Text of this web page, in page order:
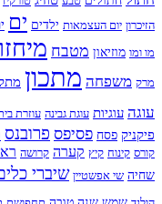
הזיכרון יום העצמאות ילדים ים
מו ומו מוזיאון מטבח
מרק משפחה מתכון
עוגה עוגיות עוגת גבינה עוזרת בית
פיקניק פסח פסיפס פרובנס
קורס קינוח קיץ קערה קרושה
שחיה שי אפשטיין שיברי כלים